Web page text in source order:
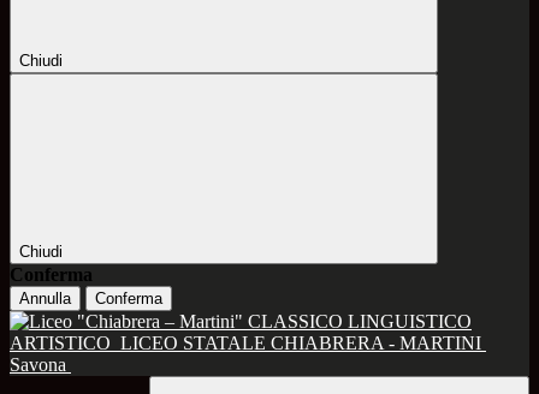
Chiudi
Chiudi
Conferma
Annulla Conferma
CLASSICO LINGUISTICO
ARTISTICO LICEO STATALE CHIABRERA - MARTINI
Savona